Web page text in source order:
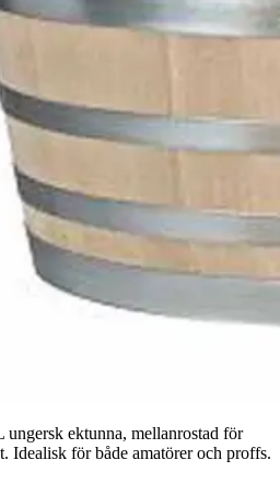
ektunna, mellanrostad för
Idealisk för både amatörer och proffs.